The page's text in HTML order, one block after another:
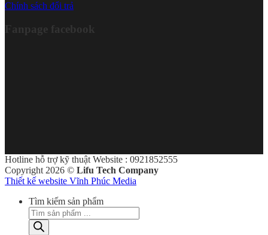
Chính sách đổi trả
Fanpage facebook
Hotline hỗ trợ kỹ thuật Website : 0921852555
Copyright 2026 © Lifu Tech Company
Thiết kế website Vĩnh Phúc Media
Tìm kiếm sản phẩm